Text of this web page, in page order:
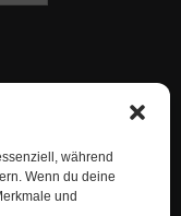
während
Wenn du deine
und